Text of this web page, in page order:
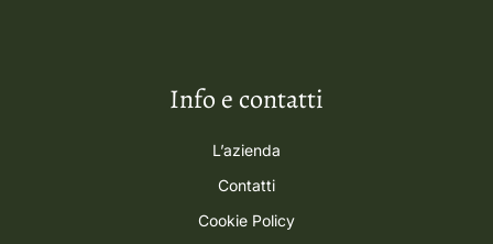
Info e contatti
L’azienda
Contatti
Cookie Policy